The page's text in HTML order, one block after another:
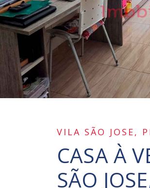
VILA SÃO JOSE,
CASA À
SÃO